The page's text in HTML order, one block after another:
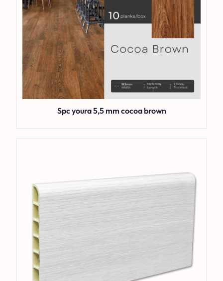
Spc youra 5,5 mm cocoa brown